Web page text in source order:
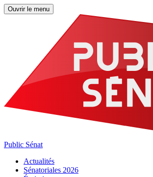
Ouvrir le menu
Public Sénat
Actualités
Sénatoriales 2026